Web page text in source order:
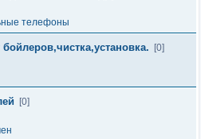
телефоны
[0]
[0]